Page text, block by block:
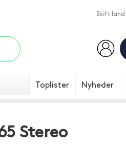
Skift land
Toplister Nyheder
Stereo